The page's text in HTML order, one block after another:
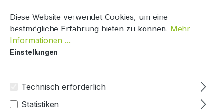
Paketbox Creative Line
Mypaketkasten
Diese Website verwendet Cookies, um eine
bestmögliche Erfahrung bieten zu können. Mehr
Informationen ...
Einstellungen
Technisch erforderlich
Statistiken